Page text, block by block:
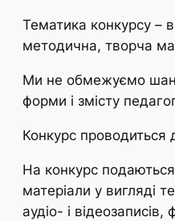
Тематика конкурсу –
методична, творча
Ми не обмежуємо
форми і змісту
Конкурс проводиться
На конкурс подаються
матеріали у вигляді
аудіо- і відеозаписів,